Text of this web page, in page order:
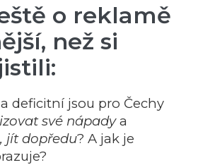
o reklamě
než si
deficitní jsou pro Čechy
své nápadya
jít dopředu? A jak je